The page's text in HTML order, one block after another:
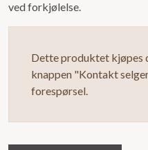
ved forkjølelse.
Dette produktet kjøpes
knappen "Kontakt
forespørsel.